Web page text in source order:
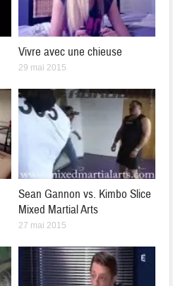
Vivre avec une chieuse
29 mai 2015
Sean Gannon vs. Kimbo Slice
Mixed Martial Arts
27 mai 2015